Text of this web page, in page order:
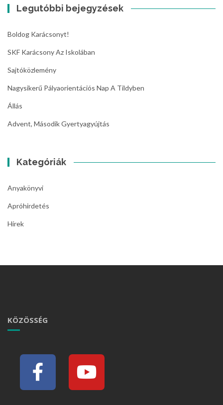
Legutóbbi bejegyzések
Boldog Karácsonyt!
SKF Karácsony Az Iskolában
Sajtóközlemény
Nagysikerű Pályaorientációs Nap A Tildyben
Állás
Advent, Második Gyertyagyújtás
Kategóriák
Anyakönyvi
Apróhirdetés
Hírek
KÖZÖSSÉG